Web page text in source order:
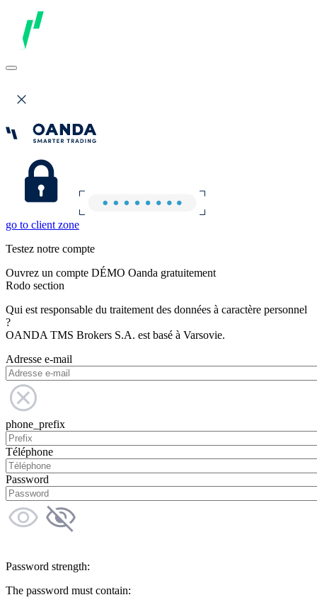
go to client zone
Testez notre compte
Ouvrez un compte DÉMO Oanda gratuitement
Rodo section
Qui est responsable du traitement des données à caractère personnel
?
OANDA TMS Brokers S.A. est basé à Varsovie.
Adresse e-mail
phone_prefix
Téléphone
Password
Password strength:
The password must contain: